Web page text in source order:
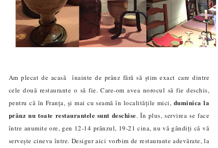
Am plecat de acasă înainte de prânz fără să știm exact care dintre
cele două restaurante o să fie. Care-om avea norocul să fie deschis,
pentru că în Franța, și mai cu seamă în localitățile mici, duminica la
prânz nu toate restaurantele sunt deschise. În plus, servirea se face
între anumite ore, gen 12-14 prânzul, 19-21 cina, nu vă gândiți că vă
servește cineva între. Desigur aici vorbim de restaurante adevărate, la